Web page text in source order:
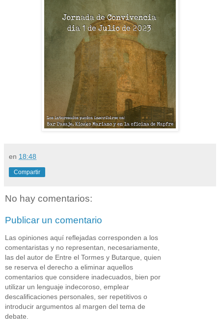
en 18:48
Compartir
No hay comentarios:
Publicar un comentario
Las opiniones aquí reflejadas corresponden a los
comentaristas y no representan, necesariamente,
las del autor de Entre el Tormes y Butarque, quien
se reserva el derecho a eliminar aquellos
comentarios que considere inadecuados, bien por
utilizar un lenguaje indecoroso, emplear
descalificaciones personales, ser repetitivos o
introducir argumentos al margen del tema de
debate.